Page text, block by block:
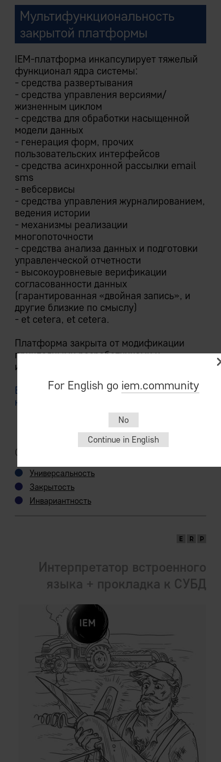
Мультифункциональность
закрытой платформы
IEM-платформа инкапсулирует тяжелый
функционал ядра системы:
- средства развертывания
- средства управления версиями/
жизненным циклом
- средства для обработки насыщенной
модели данных
- генерация форм, прочих
пользовательских интерфейсов
- средства асинхронной рассылки email
sms
- вебсервисы
- средства управления журналированием,
ведения истории
- механизмы реализации
многопоточности
- средства анализа данных и подготовки
управленческой отчетности
- высокоуровневые верификации
согласованности данных
(гарантированная «двойная запись», и
другие близкие по смыслу)
- et cetera, et cetera.
Платформа закрыта от модификации
прикладными разработчиками и
инвариантна для всех инсталляций.
Выдающаяся эксплуатационная
надежность и устойчивость к атакам
Следует из:
Универсальность
Закрытость
Инвариантность
Интерпретатор встроенного
языка + прокладка к СУБД
For English go iem.community
No
Continue in English